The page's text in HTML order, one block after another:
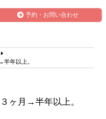
予約・お問い合わせ
年以上。
ヶ月→半年以上。